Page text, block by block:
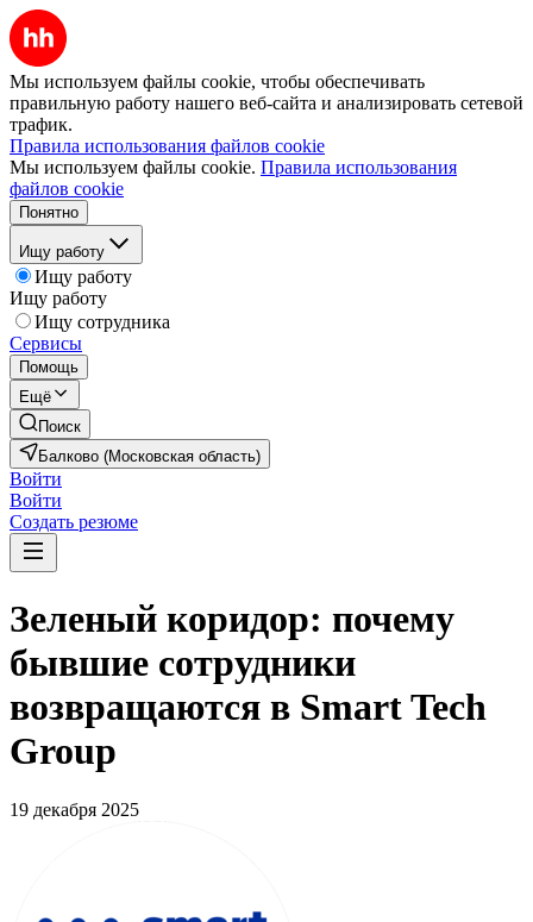
Мы используем файлы cookie, чтобы обеспечивать
правильную работу нашего веб-сайта и анализировать сетевой
трафик.
Правила использования файлов cookie
Мы используем файлы cookie. Правила использования
файлов cookie
Понятно
Ищу работу
Ищу работу
Ищу работу
Ищу сотрудника
Сервисы
Помощь
Ещё
Поиск
Балково (Московская область)
Войти
Войти
Создать резюме
Зеленый коридор: почему
бывшие сотрудники
возвращаются в Smart Tech
Group
19 декабря 2025